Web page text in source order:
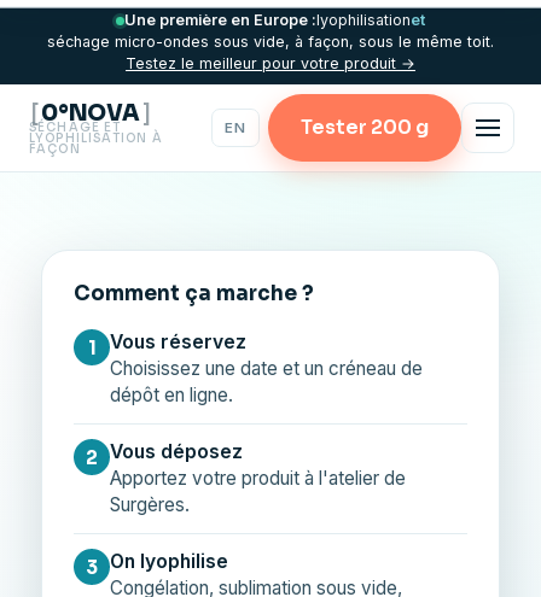
Une première en Europe :lyophilisationet
séchage micro-ondes sous vide, à façon, sous le même toit.
Testez le meilleur pour votre produit →
[0°NOVA]
SÉCHAGE ET
LYOPHILISATION À
FAÇON
EN Tester 200 g
Comment ça marche ?
1
Vous réservez
Choisissez une date et un créneau de
dépôt en ligne.
2 Vous déposez
Apportez votre produit à l'atelier de
Surgères.
3 On lyophilise
Congélation, sublimation sous vide,